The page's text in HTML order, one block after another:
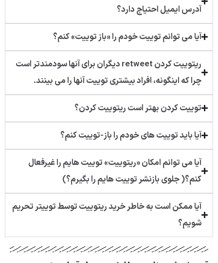
آدرس ایمیل احتیاج دارد؟
آیا می توانم توییت خودم را «باز توییت» کنم؟
ریتوییت کردن retweet دیگران برای آنها سودمندتر است
چرا که اینگونه، افراد بیشتری توییت آنها را می بینند.
توییت کردن بهتر است ریتوییت کردن؟
آیا باید توییت های خودم را باز-توییت کنم؟
آیا می توانم امکان «ریتوییت» توییت هایم را غیرفعال
کنم؟( جلوی بازنشر توییت هایم را بگیرم؟)
آیا ممکن است به خاطر خرید ریتوییت توسط توییتر تحریم
شویم؟